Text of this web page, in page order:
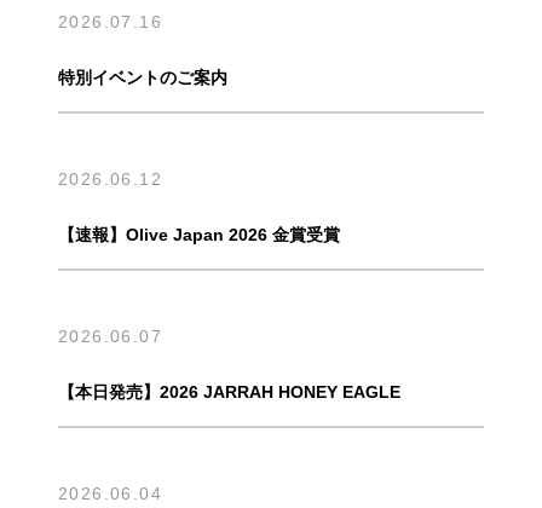
2026.07.16
特別イベントのご案内
2026.06.12
【速報】Olive Japan 2026 金賞受賞
2026.06.07
【本日発売】2026 JARRAH HONEY EAGLE
2026.06.04